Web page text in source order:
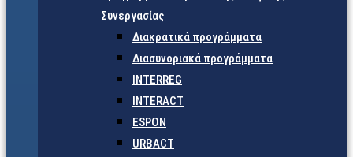
Συνεργασίας
Διακρατικά προγράμματα
Διασυνοριακά προγράμματα
INTERREG
INTERACT
ESPON
URBACT